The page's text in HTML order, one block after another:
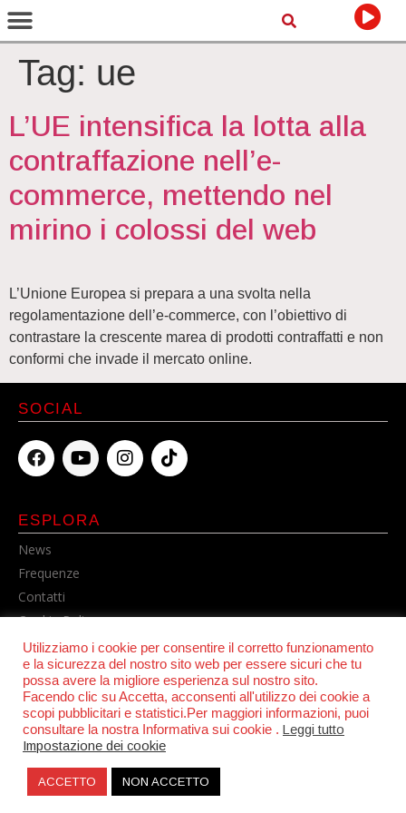
Tag: ue
L’UE intensifica la lotta alla
contraffazione nell’e-
commerce, mettendo nel
mirino i colossi del web
L’Unione Europea si prepara a una svolta nella
regolamentazione dell’e-commerce, con l’obiettivo di
contrastare la crescente marea di prodotti contraffatti e non
conformi che invade il mercato online.
© POWER RADIO srl | C.F. e P.IVA 06157210631
ESPLORA
News
Frequenze
Contatti
Cookie Policy
Privacy Policy
SOCIAL
Utilizziamo i cookie per consentire il corretto funzionamento
e la sicurezza del nostro sito web per essere sicuri che tu
possa avere la migliore esperienza sul nostro sito.
Facendo clic su Accetta, acconsenti all'utilizzo dei cookie a
scopi pubblicitari e statistici.Per maggiori informazioni, puoi
consultare la nostra Informativa sui cookie . Leggi tutto
Impostazione dei cookie
ACCETTO NON ACCETTO